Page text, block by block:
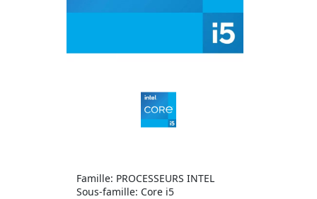
Famille: PROCESSEURS INTEL
Sous-famille: Core i5